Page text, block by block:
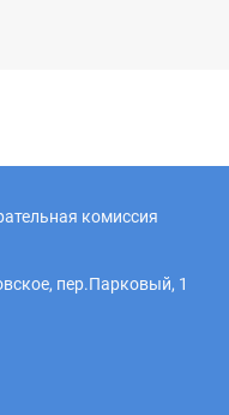
комиссия
пер.Парковый, 1